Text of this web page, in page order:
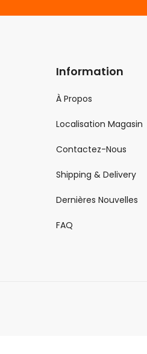
Information
À Propos
Localisation Magasin
Contactez-Nous
Shipping & Delivery
Dernières Nouvelles
FAQ